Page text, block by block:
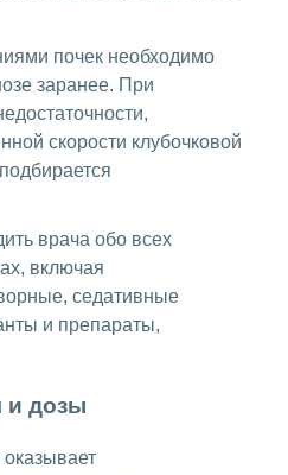
почек необходимо
заранее. При
скорости клубочковой
врача обо всех
включая
седативные
и препараты,
и дозы